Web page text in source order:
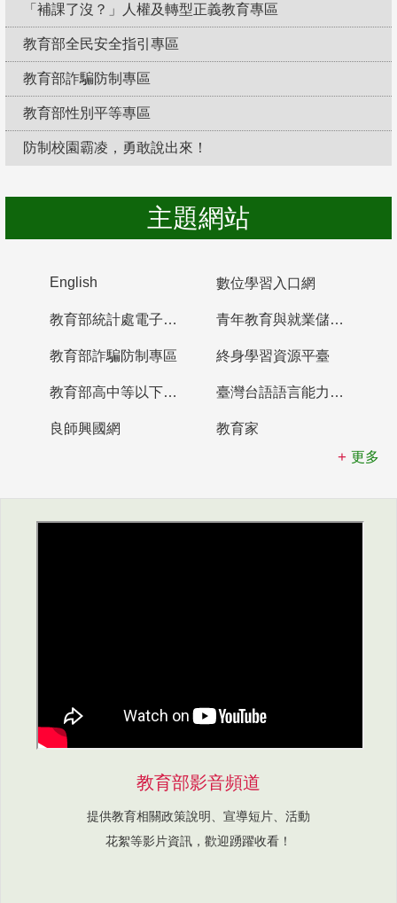
「補課了沒？」人權及轉型正義教育專區
教育部全民安全指引專區
教育部詐騙防制專區
教育部性別平等專區
防制校園霸凌，勇敢說出來！
主題網站
English 數位學習入口網
教育部統計處電子書櫃 青年教育與就業儲蓄帳戶
教育部詐騙防制專區 終身學習資源平臺
教育部高中等以下學校及幼兒園教師資格檢定考試 臺灣台語語言能力認證網站
良師興國網
教育家
更多
教育部影音頻道
提供教育相關政策說明、宣導短片、活動
花絮等影片資訊，歡迎踴躍收看！